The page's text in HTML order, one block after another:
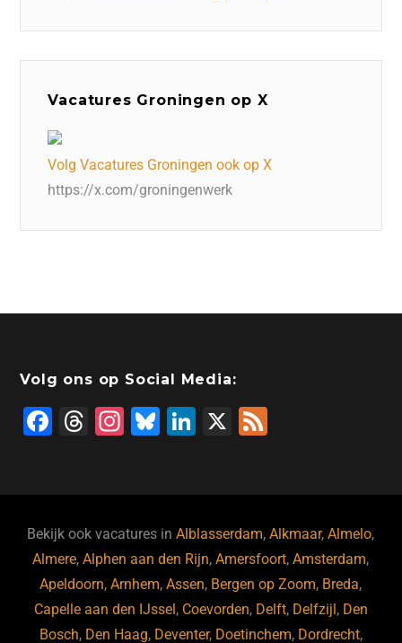
Vacatures Groningen op X
Volg Vacatures Groningen ook op X
https://x.com/groningenwerk
Volg ons op Social Media:
F
b
o
o
k
T
d
s
In
a
m
Bl
ky
Li
dI
n
X
Bekijk ook vacatures inAlblasserdam,Alkmaar,Almelo,
Almere,Alphen aan den Rijn,Amersfoort,Amsterdam,
Apeldoorn,Arnhem,Assen, Bergen op Zoom, Breda,
Capelle aan den IJssel, Coevorden, Delft, Delfzijl, Den
Bosch, Den Haag, Deventer, Doetinchem, Dordrecht,